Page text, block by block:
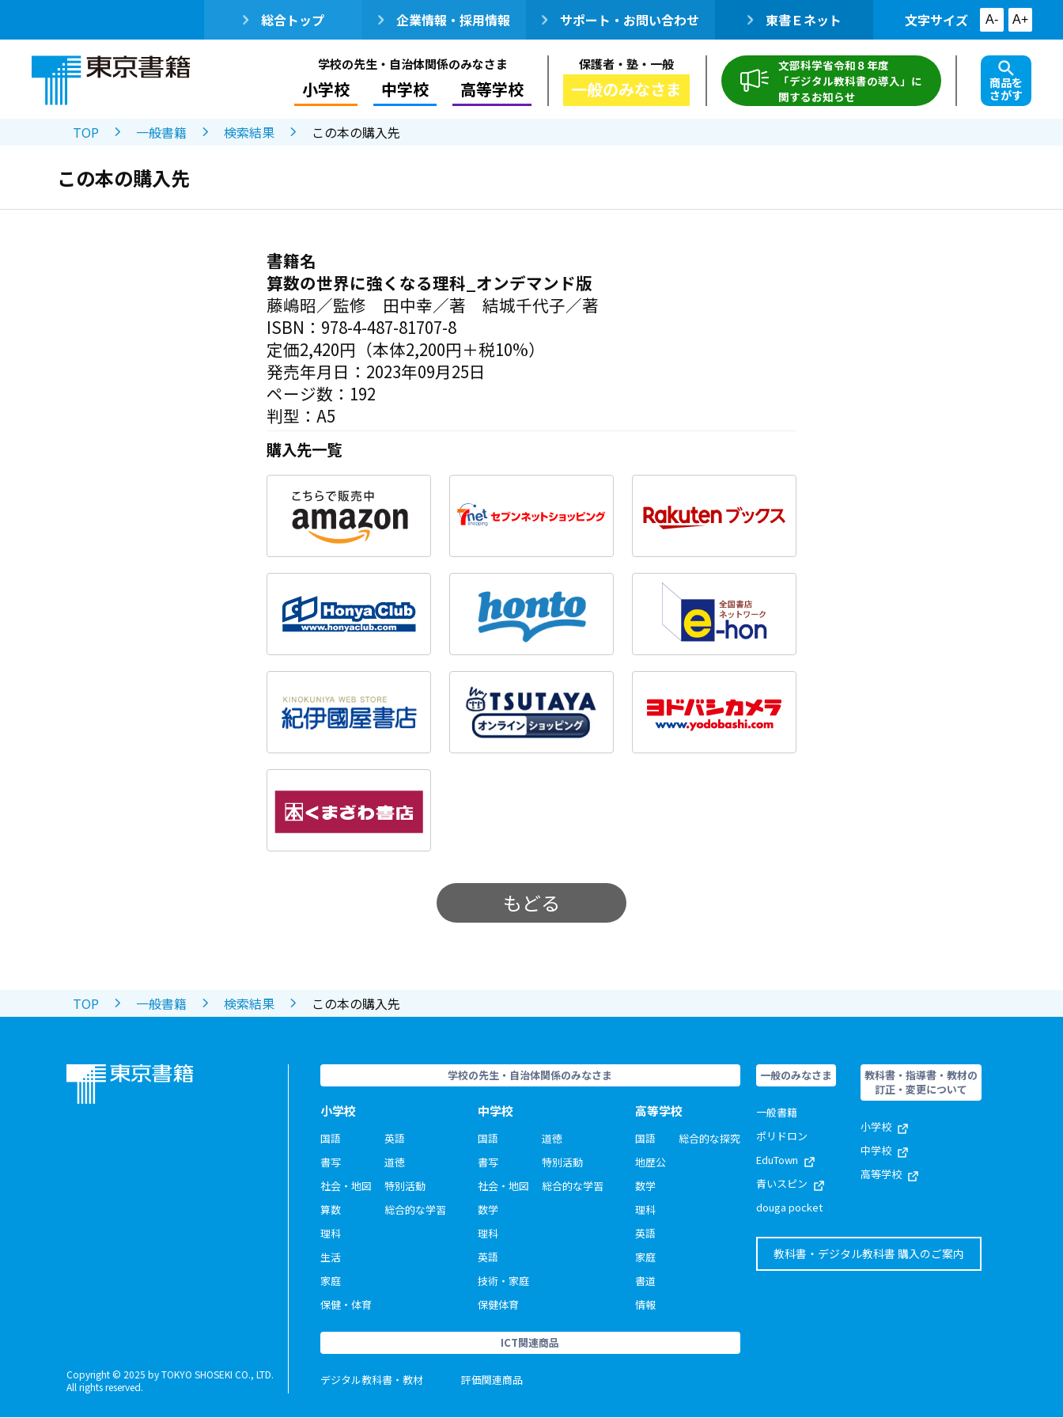
総合トップ 企業情報・採用情報 サポート・お問い合わせ 東書Ｅネット 文字サイズ A- A+
学校の先生・自治体関係のみなさま
小学校 中学校 高等学校
保護者・塾・一般
一般のみなさま
文部科学省令和８年度
「デジタル教科書の導入」に
関するお知らせ
商品を
さがす
TOP 一般書籍 検索結果 この本の購入先
この本の購入先
書籍名
算数の世界に強くなる理科_オンデマンド版
藤嶋昭／監修 田中幸／著 結城千代子／著
ISBN：978-4-487-81707-8
定価2,420円（本体2,200円＋税10%）
発売年月日：2023年09月25日
ページ数：192
判型：A5
購入先一覧
もどる
TOP 一般書籍 検索結果 この本の購入先
Copyright © 2025 by TOKYO SHOSEKI CO., LTD.
All rights reserved.
学校の先生・自治体関係のみなさま
小学校
国語
書写
社会・地図
算数
理科
生活
家庭
保健・体育
英語
道徳
特別活動
総合的な学習
中学校
国語
書写
社会・地図
数学
理科
英語
技術・家庭
保健体育
道徳
特別活動
総合的な学習
高等学校
国語
地歴公
数学
理科
英語
家庭
書道
情報
総合的な探究
ICT関連商品
デジタル教科書・教材 評価関連商品
一般のみなさま
一般書籍
ポリドロン
EduTown
青いスピン
douga pocket
教科書・指導書・教材の
訂正・変更について
小学校
中学校
高等学校
教科書・デジタル教科書 購入のご案内